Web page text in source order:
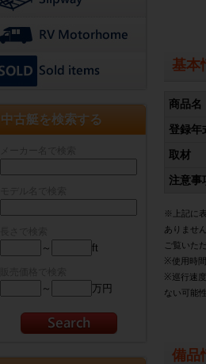
中古艇を検索する
～ ft
～ 万円
基本
商品名
登録年
取材
注意事
※上記に
ありませ
ご覧いた
※使用時
※巡行速
ない可能
備品